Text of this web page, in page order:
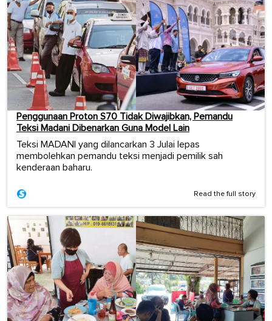
Penggunaan Proton S70 Tidak Diwajibkan, Pemandu
Teksi Madani Dibenarkan Guna Model Lain
Teksi MADANI yang dilancarkan 3 Julai lepas
membolehkan pemandu teksi menjadi pemilik sah
kenderaan baharu.
Read the full story